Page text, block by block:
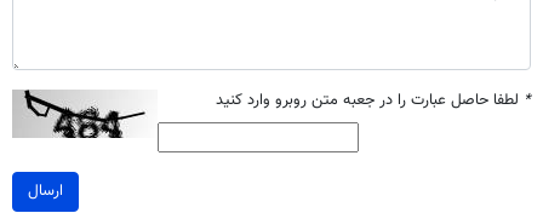
* لطفا حاصل عبارت را در جعبه متن روبرو وارد کنید
ارسال